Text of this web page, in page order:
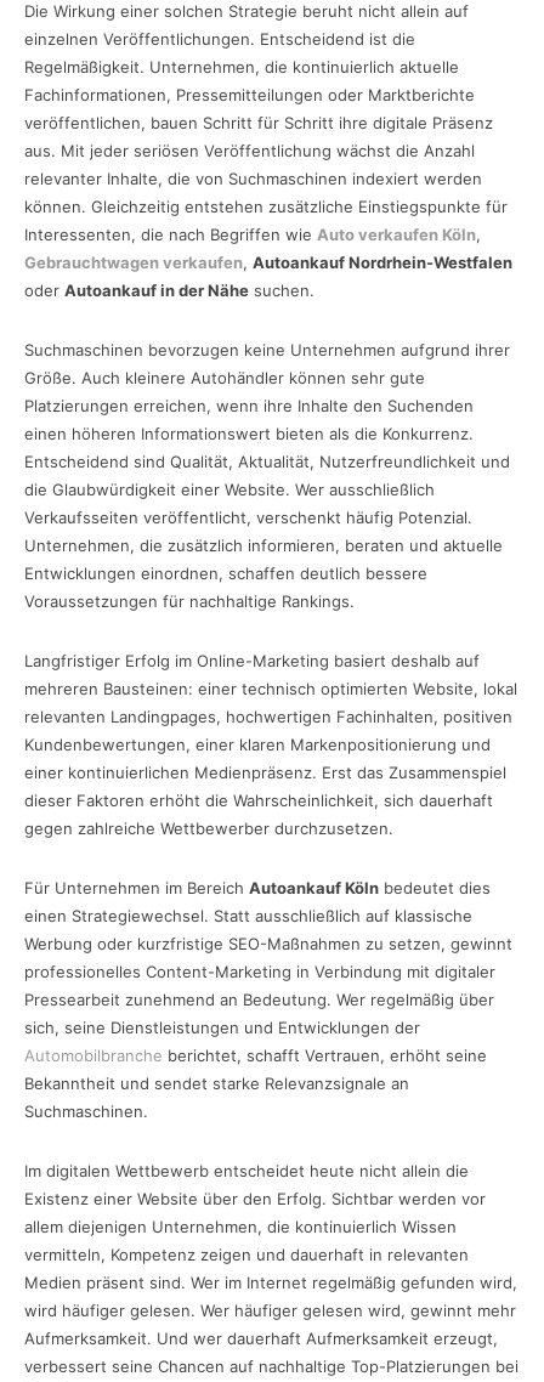
Die Wirkung einer solchen Strategie beruht nicht allein auf
einzelnen Veröffentlichungen. Entscheidend ist die
Regelmäßigkeit. Unternehmen, die kontinuierlich aktuelle
Fachinformationen, Pressemitteilungen oder Marktberichte
veröffentlichen, bauen Schritt für Schritt ihre digitale Präsenz
aus. Mit jeder seriösen Veröffentlichung wächst die Anzahl
relevanter Inhalte, die von Suchmaschinen indexiert werden
können. Gleichzeitig entstehen zusätzliche Einstiegspunkte für
Interessenten, die nach Begriffen wie Auto verkaufen Köln,
Gebrauchtwagen verkaufen, Autoankauf Nordrhein-Westfalen
oder Autoankauf in der Nähe suchen.
Suchmaschinen bevorzugen keine Unternehmen aufgrund ihrer
Größe. Auch kleinere Autohändler können sehr gute
Platzierungen erreichen, wenn ihre Inhalte den Suchenden
einen höheren Informationswert bieten als die Konkurrenz.
Entscheidend sind Qualität, Aktualität, Nutzerfreundlichkeit und
die Glaubwürdigkeit einer Website. Wer ausschließlich
Verkaufsseiten veröffentlicht, verschenkt häufig Potenzial.
Unternehmen, die zusätzlich informieren, beraten und aktuelle
Entwicklungen einordnen, schaffen deutlich bessere
Voraussetzungen für nachhaltige Rankings.
Langfristiger Erfolg im Online-Marketing basiert deshalb auf
mehreren Bausteinen: einer technisch optimierten Website, lokal
relevanten Landingpages, hochwertigen Fachinhalten, positiven
Kundenbewertungen, einer klaren Markenpositionierung und
einer kontinuierlichen Medienpräsenz. Erst das Zusammenspiel
dieser Faktoren erhöht die Wahrscheinlichkeit, sich dauerhaft
gegen zahlreiche Wettbewerber durchzusetzen.
Für Unternehmen im Bereich Autoankauf Köln bedeutet dies
einen Strategiewechsel. Statt ausschließlich auf klassische
Werbung oder kurzfristige SEO-Maßnahmen zu setzen, gewinnt
professionelles Content-Marketing in Verbindung mit digitaler
Pressearbeit zunehmend an Bedeutung. Wer regelmäßig über
sich, seine Dienstleistungen und Entwicklungen der
Automobilbranche berichtet, schafft Vertrauen, erhöht seine
Bekanntheit und sendet starke Relevanzsignale an
Suchmaschinen.
Im digitalen Wettbewerb entscheidet heute nicht allein die
Existenz einer Website über den Erfolg. Sichtbar werden vor
allem diejenigen Unternehmen, die kontinuierlich Wissen
vermitteln, Kompetenz zeigen und dauerhaft in relevanten
Medien präsent sind. Wer im Internet regelmäßig gefunden wird,
wird häufiger gelesen. Wer häufiger gelesen wird, gewinnt mehr
Aufmerksamkeit. Und wer dauerhaft Aufmerksamkeit erzeugt,
verbessert seine Chancen auf nachhaltige Top-Platzierungen bei